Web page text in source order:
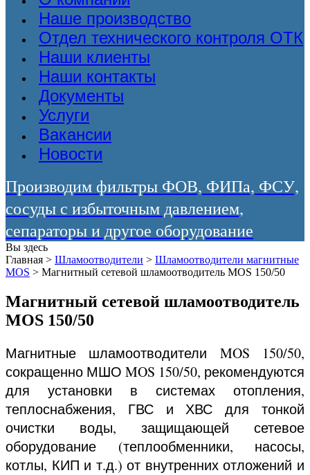
Наше производство
Отдел технического контроля ОТК
Наши клиенты
Наши контакты
Документы
Услуги
Вакансии
Новости
Производим фильтры ФОВ, ФИПа, ФСУ,
сосуды с избыточным давлением,
сепараторы и другое оборудование
Вы здесь
Главная > Шламоотводители > Шламоотводители магнитные
MOS > Магнитный сетевой шламоотводитель MOS 150/50
Магнитный сетевой шламоотводитель
MOS 150/50
Магнитные шламоотводители MOS 150/50,
сокращенно МШО MOS 150/50, рекомендуются
для установки в системах отопления,
теплоснабжения, ГВС и ХВС для тонкой
очистки воды, защищающей сетевое
оборудование (теплообменники, насосы,
котлы, КИП и т.д.) от внутренних отложений и